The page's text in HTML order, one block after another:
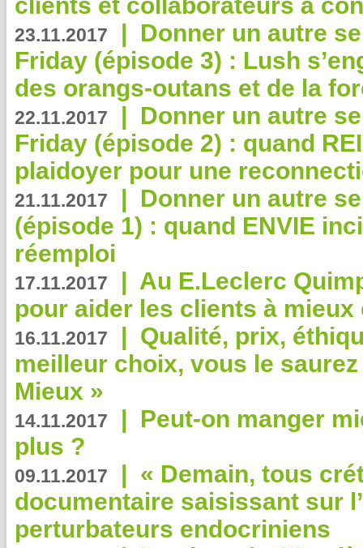
23.11.2017 | Donner un autre
Friday (épisode 3) : Lush
des orangs-outans et de la
22.11.2017 | Donner un autre
Friday (épisode 2) : quand
plaidoyer pour une
21.11.2017 | Donner un autre
(épisode 1) : quand ENVIE
réemploi
17.11.2017 | Au E.Leclerc
pour aider les clients à
16.11.2017 | Qualité, prix,
meilleur choix, vous le
Mieux »
14.11.2017 | Peut-on manger
plus ?
09.11.2017 | « Demain, tous
documentaire saisissant sur
perturbateurs endocriniens